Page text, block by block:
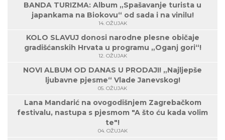
BANDA TURIZMA: Album „Spašavanje turista u
japankama na Biokovu“ od sada i na vinilu!
14. OŽUJAK
KOLO SLAVUJ donosi narodne plesne običaje
gradišćanskih Hrvata u programu „Oganj gori“!
12. OŽUJAK
NOVI ALBUM OD DANAS U PRODAJI! „Najljepše
ljubavne pjesme“ Vlade Janevskog!
05. OŽUJAK
Lana Mandarić na ovogodišnjem Zagrebačkom
festivalu, nastupa s pjesmom "A što ću kada volim
te"!
04. OŽUJAK